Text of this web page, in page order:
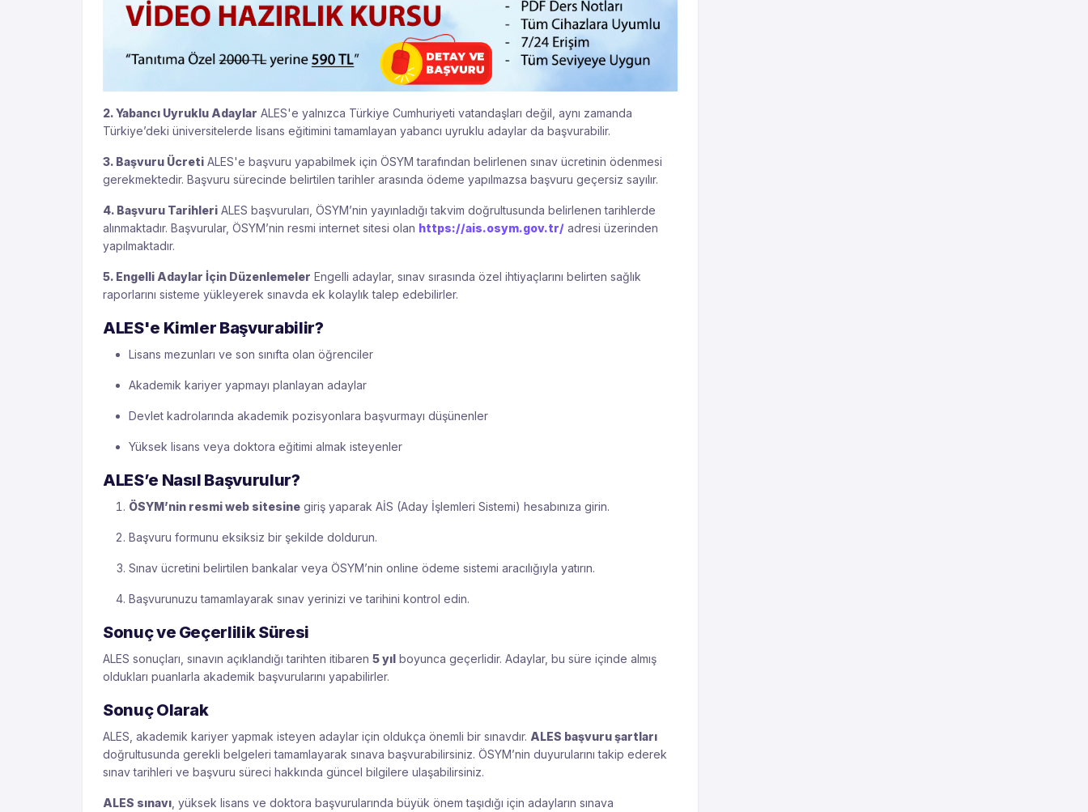
2. Yabancı Uyruklu Adaylar ALES'e yalnızca Türkiye Cumhuriyeti vatandaşları değil, aynı zamanda
Türkiye’deki üniversitelerde lisans eğitimini tamamlayan yabancı uyruklu adaylar da başvurabilir.
3. Başvuru Ücreti ALES'e başvuru yapabilmek için ÖSYM tarafından belirlenen sınav ücretinin ödenmesi
gerekmektedir. Başvuru sürecinde belirtilen tarihler arasında ödeme yapılmazsa başvuru geçersiz sayılır.
4. Başvuru Tarihleri ALES başvuruları, ÖSYM’nin yayınladığı takvim doğrultusunda belirlenen tarihlerde
alınmaktadır. Başvurular, ÖSYM’nin resmi internet sitesi olan https://ais.osym.gov.tr/ adresi üzerinden
yapılmaktadır.
5. Engelli Adaylar İçin Düzenlemeler Engelli adaylar, sınav sırasında özel ihtiyaçlarını belirten sağlık
raporlarını sisteme yükleyerek sınavda ek kolaylık talep edebilirler.
ALES'e Kimler Başvurabilir?
Lisans mezunları ve son sınıfta olan öğrenciler
Akademik kariyer yapmayı planlayan adaylar
Devlet kadrolarında akademik pozisyonlara başvurmayı düşünenler
Yüksek lisans veya doktora eğitimi almak isteyenler
ALES’e Nasıl Başvurulur?
ÖSYM’nin resmi web sitesine giriş yaparak AİS (Aday İşlemleri Sistemi) hesabınıza girin.
Başvuru formunu eksiksiz bir şekilde doldurun.
Sınav ücretini belirtilen bankalar veya ÖSYM’nin online ödeme sistemi aracılığıyla yatırın.
Başvurunuzu tamamlayarak sınav yerinizi ve tarihini kontrol edin.
Sonuç ve Geçerlilik Süresi
ALES sonuçları, sınavın açıklandığı tarihten itibaren 5 yıl boyunca geçerlidir. Adaylar, bu süre içinde almış
oldukları puanlarla akademik başvurularını yapabilirler.
Sonuç Olarak
ALES, akademik kariyer yapmak isteyen adaylar için oldukça önemli bir sınavdır. ALES başvuru şartları
doğrultusunda gerekli belgeleri tamamlayarak sınava başvurabilirsiniz. ÖSYM’nin duyurularını takip ederek
sınav tarihleri ve başvuru süreci hakkında güncel bilgilere ulaşabilirsiniz.
ALES sınavı , yüksek lisans ve doktora başvurularında büyük önem taşıdığı için adayların sınava